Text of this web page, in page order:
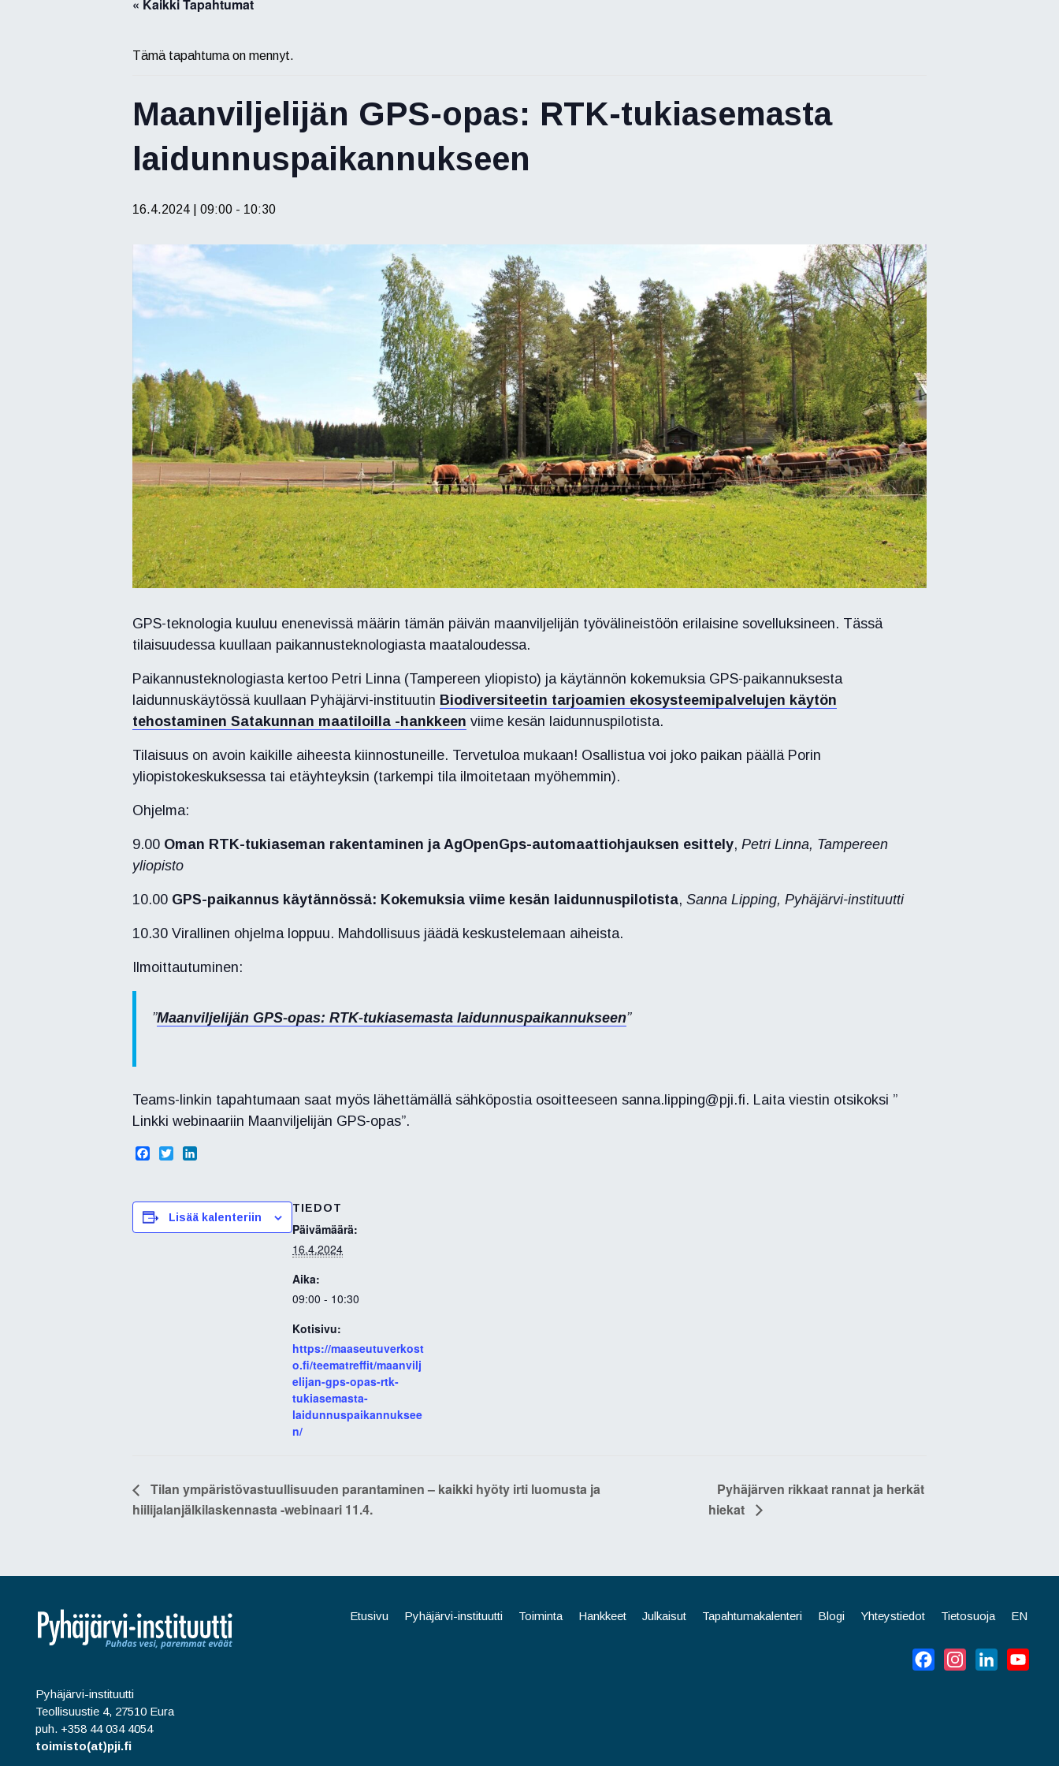
« Kaikki Tapahtumat
Tämä tapahtuma on mennyt.
Maanviljelijän GPS-opas: RTK-tukiasemasta
laidunnuspaikannukseen
16.4.2024 | 09:00 - 10:30
GPS-teknologia kuuluu enenevissä määrin tämän päivän maanviljelijän työvälineistöön erilaisine sovelluksineen. Tässä
tilaisuudessa kuullaan paikannusteknologiasta maataloudessa.
Paikannusteknologiasta kertoo Petri Linna (Tampereen yliopisto) ja käytännön kokemuksia GPS-paikannuksesta
laidunnuskäytössä kuullaan Pyhäjärvi-instituutin Biodiversiteetin tarjoamien ekosysteemipalvelujen käytön
tehostaminen Satakunnan maatiloilla -hankkeen viime kesän laidunnuspilotista.
Tilaisuus on avoin kaikille aiheesta kiinnostuneille. Tervetuloa mukaan! Osallistua voi joko paikan päällä Porin
yliopistokeskuksessa tai etäyhteyksin (tarkempi tila ilmoitetaan myöhemmin).
Ohjelma:
9.00 Oman RTK-tukiaseman rakentaminen ja AgOpenGps-automaattiohjauksen esittely, Petri Linna, Tampereen
yliopisto
10.00 GPS-paikannus käytännössä: Kokemuksia viime kesän laidunnuspilotista, Sanna Lipping, Pyhäjärvi-instituutti
10.30 Virallinen ohjelma loppuu. Mahdollisuus jäädä keskustelemaan aiheista.
Ilmoittautuminen:
Maanviljelijän GPS-opas: RTK-tukiasemasta laidunnuspaikannukseen
Teams-linkin tapahtumaan saat myös lähettämällä sähköpostia osoitteeseen sanna.lipping@pji.fi. Laita viestin otsikoksi ”
Linkki webinaariin Maanviljelijän GPS-opas”.
b
o
t
e
e
d
Lisää kalenteriin
TIEDOT
Päivämäärä:
16.4.2024
Aika:
09:00 - 10:30
Kotisivu:
https://maaseutuverkost
o.fi/teematreffit/maanvilj
elijan-gps-opas-rtk-
tukiasemasta-
laidunnuspaikannuksee
n/
Tilan ympäristövastuullisuuden parantaminen – kaikki hyöty irti luomusta ja
hiilijalanjälkilaskennasta -webinaari 11.4.
Pyhäjärven rikkaat rannat ja herkät
hiekat
Pyhäjärvi-instituutti
Teollisuustie 4, 27510 Eura
puh. +358 44 034 4054
toimisto(at)pji.fi
Etusivu Pyhäjärvi-instituutti Toiminta Hankkeet Julkaisut Tapahtumakalenteri Blogi Yhteystiedot Tietosuoja EN
FacebookInstagram
LinkedIn